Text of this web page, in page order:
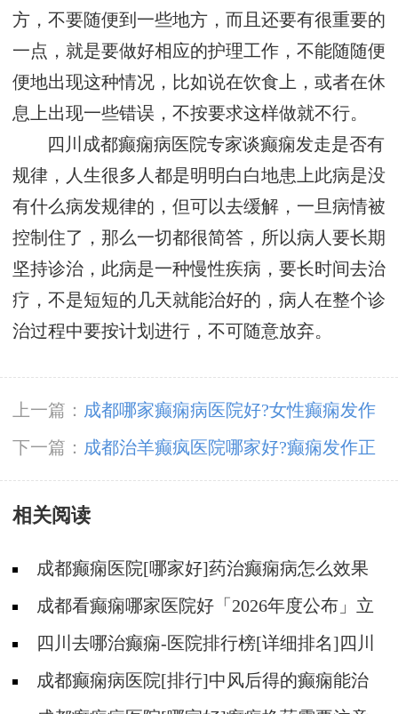
方，不要随便到一些地方，而且还要有很重要的
一点，就是要做好相应的护理工作，不能随随便
便地出现这种情况，比如说在饮食上，或者在休
息上出现一些错误，不按要求这样做就不行。
四川成都癫痫病医院专家谈癫痫发走是否有
规律，人生很多人都是明明白白地患上此病是没
有什么病发规律的，但可以去缓解，一旦病情被
控制住了，那么一切都很简答，所以病人要长期
坚持诊治，此病是一种慢性疾病，要长时间去治
疗，不是短短的几天就能治好的，病人在整个诊
治过程中要按计划进行，不可随意放弃。
上一篇： 成都哪家癫痫病医院好?女性癫痫发作
预防护理
下一篇： 成都治羊癫疯医院哪家好?癫痫发作正
确急救措施
相关阅读
成都癫痫医院[哪家好]药治癫痫病怎么效果
好?成都看癫痫哪家医院好「2026年度公布」立
冬后癫痫病人应多注意什么?
四川去哪治癫痫-医院排行榜[详细排名]四川
哪儿能有效治疗癫痫?
成都癫痫病医院[排行]中风后得的癫痫能治